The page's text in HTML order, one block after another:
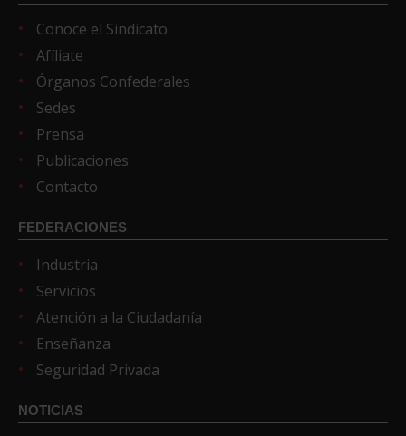
Conoce el Sindicato
Afíliate
Órganos Confederales
Sedes
Prensa
Publicaciones
Contacto
FEDERACIONES
Industria
Servicios
Atención a la Ciudadanía
Enseñanza
Seguridad Privada
NOTICIAS